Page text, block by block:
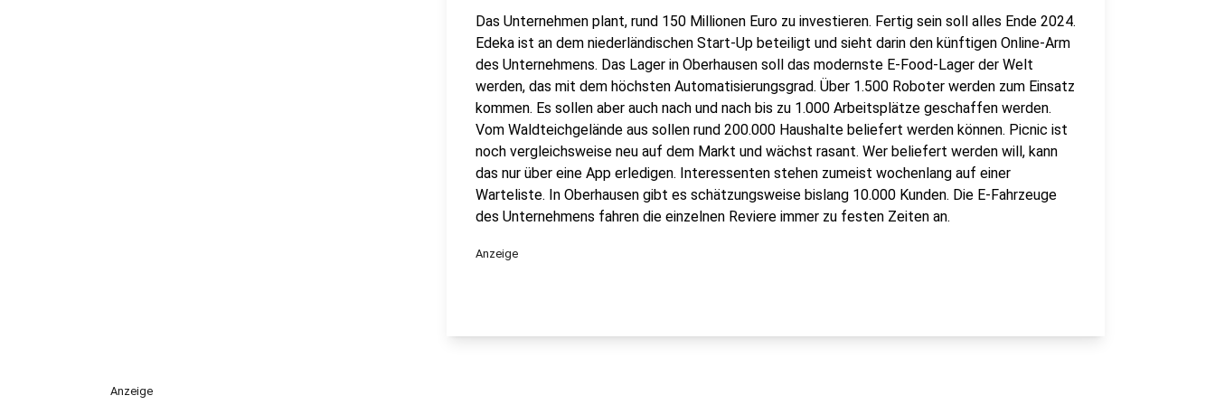
Das Unternehmen plant, rund 150 Millionen Euro zu investieren. Fertig sein soll alles Ende 2024.
Edeka ist an dem niederländischen Start-Up beteiligt und sieht darin den künftigen Online-Arm
des Unternehmens. Das Lager in Oberhausen soll das modernste E-Food-Lager der Welt
werden, das mit dem höchsten Automatisierungsgrad. Über 1.500 Roboter werden zum Einsatz
kommen. Es sollen aber auch nach und nach bis zu 1.000 Arbeitsplätze geschaffen werden.
Vom Waldteichgelände aus sollen rund 200.000 Haushalte beliefert werden können. Picnic ist
noch vergleichsweise neu auf dem Markt und wächst rasant. Wer beliefert werden will, kann
das nur über eine App erledigen. Interessenten stehen zumeist wochenlang auf einer
Warteliste. In Oberhausen gibt es schätzungsweise bislang 10.000 Kunden. Die E-Fahrzeuge
des Unternehmens fahren die einzelnen Reviere immer zu festen Zeiten an.
Anzeige
Anzeige